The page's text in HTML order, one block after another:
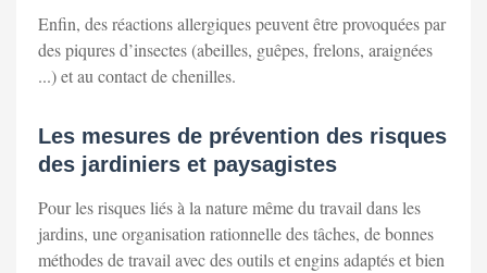
Enfin, des réactions allergiques peuvent être provoquées par
des piqures d’insectes (abeilles, guêpes, frelons, araignées
...) et au contact de chenilles.
Les mesures de prévention des risques
des jardiniers et paysagistes
Pour les risques liés à la nature même du travail dans les
jardins, une organisation rationnelle des tâches, de bonnes
méthodes de travail avec des outils et engins adaptés et bien